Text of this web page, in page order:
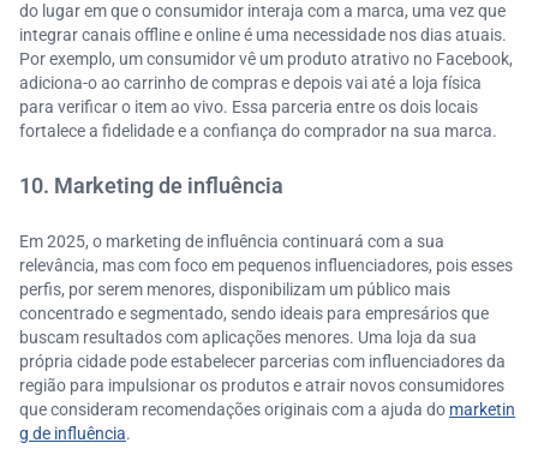
do lugar em que o consumidor interaja com a marca, uma vez que
integrar canais offline e online é uma necessidade nos dias atuais.
Por exemplo, um consumidor vê um produto atrativo no Facebook,
adiciona-o ao carrinho de compras e depois vai até a loja física
para verificar o item ao vivo. Essa parceria entre os dois locais
fortalece a fidelidade e a confiança do comprador na sua marca.
10. Marketing de influência
Em 2025, o marketing de influência continuará com a sua
relevância, mas com foco em pequenos influenciadores, pois esses
perfis, por serem menores, disponibilizam um público mais
concentrado e segmentado, sendo ideais para empresários que
buscam resultados com aplicações menores. Uma loja da sua
própria cidade pode estabelecer parcerias com influenciadores da
região para impulsionar os produtos e atrair novos consumidores
que consideram recomendações originais com a ajuda do marketin
g de influência.